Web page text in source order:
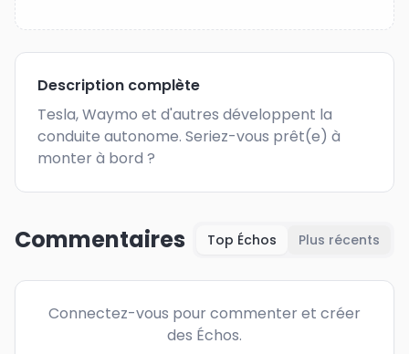
Description complète
Tesla, Waymo et d'autres développent la
conduite autonome. Seriez-vous prêt(e) à
monter à bord ?
Commentaires Top Échos Plus récents
Connectez-vous pour commenter et créer
des Échos.